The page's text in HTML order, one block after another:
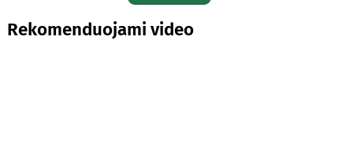
Rekomenduojami video